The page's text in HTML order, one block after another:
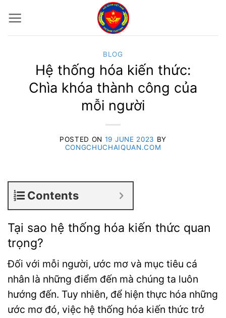
to
content
BLOG
Hệ thống hóa kiến thức:
Chìa khóa thành công của
mỗi người
POSTED ON 19 JUNE 2023 BY
CONGCHUCHAIQUAN.COM
Contents
Tại sao hệ thống hóa kiến thức quan
trọng?
Đối với mỗi người, ước mơ và mục tiêu cá
nhân là những điểm đến mà chúng ta luôn
hướng đến. Tuy nhiên, để hiện thực hóa những
ước mơ đó, việc hệ thống hóa kiến thức trở